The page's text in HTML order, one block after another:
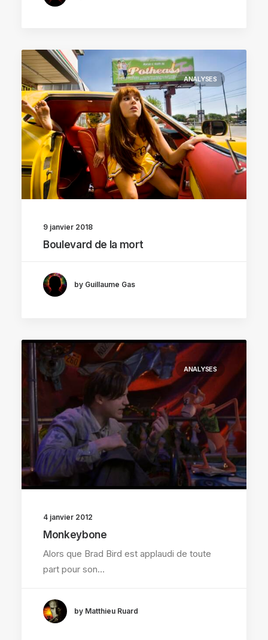
ANALYSES
9 janvier 2018
Boulevard de la mort
by Guillaume Gas
ANALYSES
4 janvier 2012
Monkeybone
Alors que Brad Bird est applaudi de toute
part pour son…
by Matthieu Ruard